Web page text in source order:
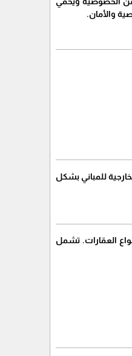
والأمان.
للمباني بشكل
العقارات. تشمل